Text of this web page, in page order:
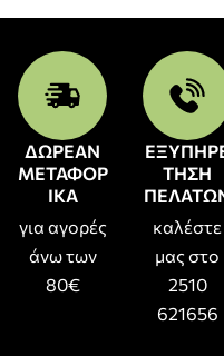
ΔΩΡΕΑΝ
ΜΕΤΑΦΟΡ
ΙΚΑ
για αγορές
άνω των
80€
ΤΗΣΗ
καλέστε
μας στο
2510
621656